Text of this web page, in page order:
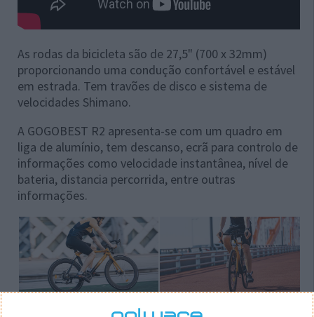
As rodas da bicicleta são de 27,5" (700 x 32mm)
proporcionando uma condução confortável e estável
em estrada. Tem travões de disco e sistema de
velocidades Shimano.
A GOGOBEST R2 apresenta-se com um quadro em
liga de alumínio, tem descanso, ecrã para controlo de
informações como velocidade instantânea, nível de
bateria, distancia percorrida, entre outras
informações.